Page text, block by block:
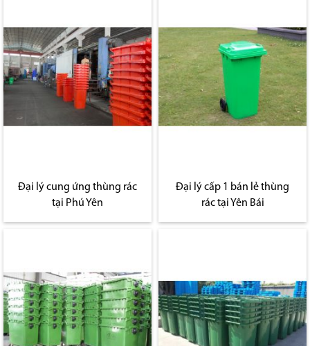
Đại lý cung ứng thùng rác
tại Phú Yên
Đại lý cấp 1 bán lẻ thùng
rác tại Yên Bái